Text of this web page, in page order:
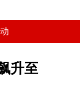
升至